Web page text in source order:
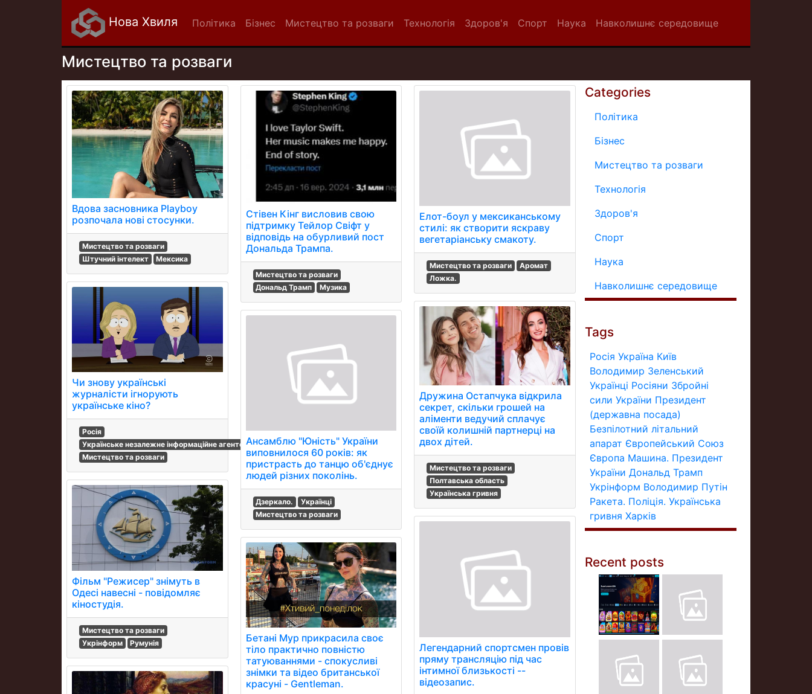
Нова Хвиля Політика Бізнес Мистецтво та розваги Технологія Здоров'я Спорт Наука Навколишнє середовище
Мистецтво та розваги
Вдова засновника Playboy
розпочала нові стосунки.
Мистецтво та розваги
Штучний інтелект
Мексика
Чи знову українські
журналісти ігнорують
українське кіно?
Росія
Українське незалежне інформаційне агентство
Мистецтво та розваги
Фільм "Режисер" знімуть в
Одесі навесні - повідомляє
кіностудія.
Мистецтво та розваги
Укрінформ
Румунія
Стівен Кінг висловив свою
підтримку Тейлор Свіфт у
відповідь на обурливий пост
Дональда Трампа.
Мистецтво та розваги
Дональд Трамп
Музика
Ансамблю "Юність" України
виповнилося 60 років: як
пристрасть до танцю об'єднує
людей різних поколінь.
Дзеркало.
Українці
Мистецтво та розваги
Бетані Мур прикрасила своє
тіло практично повністю
татуюваннями - спокусливі
знімки та відео британської
красуні - Gentleman.
Елот-боул у мексиканському
стилі: як створити яскраву
вегетаріанську смакоту.
Мистецтво та розваги
Аромат
Ложка.
Дружина Остапчука відкрила
секрет, скільки грошей на
аліменти ведучий сплачує
своїй колишній партнерці на
двох дітей.
Мистецтво та розваги
Полтавська область
Українська гривня
Легендарний спортсмен провів
пряму трансляцію під час
інтимної близькості --
відеозапис.
Categories
Політика
Бізнес
Мистецтво та розваги
Технологія
Здоров'я
Спорт
Наука
Навколишнє середовище
Tags
Росія Україна Київ
Володимир Зеленський
Українці Росіяни Збройні
сили України Президент
(державна посада)
Безпілотний літальний
апарат Європейський Союз
Європа Машина. Президент
України Дональд Трамп
Укрінформ Володимир Путін
Ракета. Поліція. Українська
гривня Харків
Recent posts